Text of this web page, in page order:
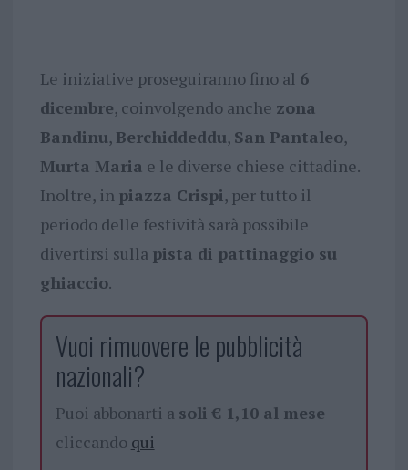
Le iniziative proseguiranno fino al 6
dicembre, coinvolgendo anche zona
Bandinu, Berchiddeddu, San Pantaleo,
Murta Maria e le diverse chiese cittadine.
Inoltre, in piazza Crispi, per tutto il
periodo delle festività sarà possibile
divertirsi sulla pista di pattinaggio su
ghiaccio.
Vuoi rimuovere le pubblicità
nazionali?
Puoi abbonarti a soli € 1,10 al mese
cliccando qui